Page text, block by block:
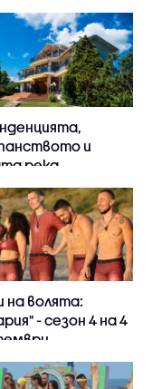
и
река
на волята:
- сезон 4 на 4